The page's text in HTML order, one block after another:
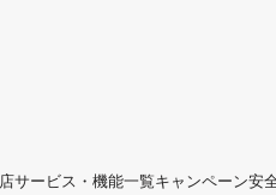
サービス・機能一覧キャンペーン安